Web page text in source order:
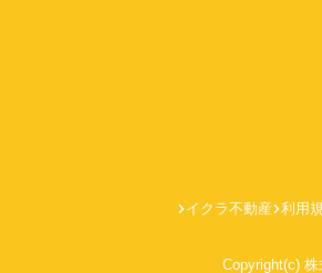
イクラ不動産 利用
Copyright(c)